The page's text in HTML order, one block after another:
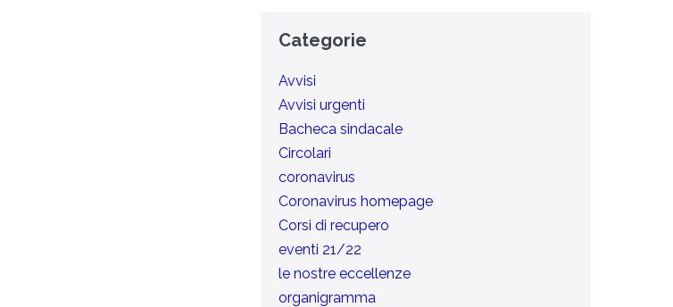
Categorie
Avvisi
Avvisi urgenti
Bacheca sindacale
Circolari
coronavirus
Coronavirus homepage
Corsi di recupero
eventi 21/22
le nostre eccellenze
organigramma